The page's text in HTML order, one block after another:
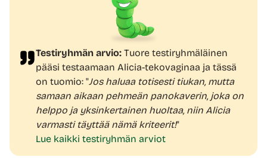
puhdistusaineella. Kuivaus esimerkiksi pyyhkeellä
taputellen. Materiaali säilyttää uniikin ominaisuutensa
pidempään, kun se käsitellään hoitotalkilla jokaisen
käyttökerran jälkeen. Muista pestä talkki pois ennen
seuraavaa käyttökertaa.
Tuotetiedot:
Materiaali: TPE
Tuotteen pituus: 10,5 cm
Ulkohalkaisija lepotilassa: n. 5,5 cm
Testiryhmän arvio: Tuore testiryhmäläinen
pääsi testaamaan Alicia-tekovaginaa ja tässä
on tuomio: "Jos haluaa totisesti tiukan, mutta
samaan aikaan pehmeän panokaverin, joka on
helppo ja yksinkertainen huoltaa, niin Alicia
varmasti täyttää nämä kriteerit!"
Lue kaikki testiryhmän arviot